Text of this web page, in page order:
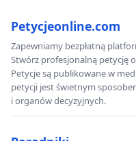
Petycjeonline.com
Zapewniamy bezpłatną
Stwórz profesjonalną petycję
Petycje są publikowane w
petycji jest świetnym
i organów decyzyjnych.